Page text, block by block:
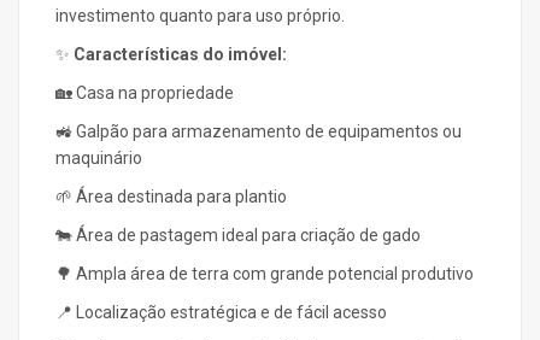
investimento quanto para uso próprio.
✨ Características do imóvel:
🏡 Casa na propriedade
🚜 Galpão para armazenamento de equipamentos ou
maquinário
🌱 Área destinada para plantio
🐄 Área de pastagem ideal para criação de gado
🌳 Ampla área de terra com grande potencial produtivo
📍 Localização estratégica e de fácil acesso